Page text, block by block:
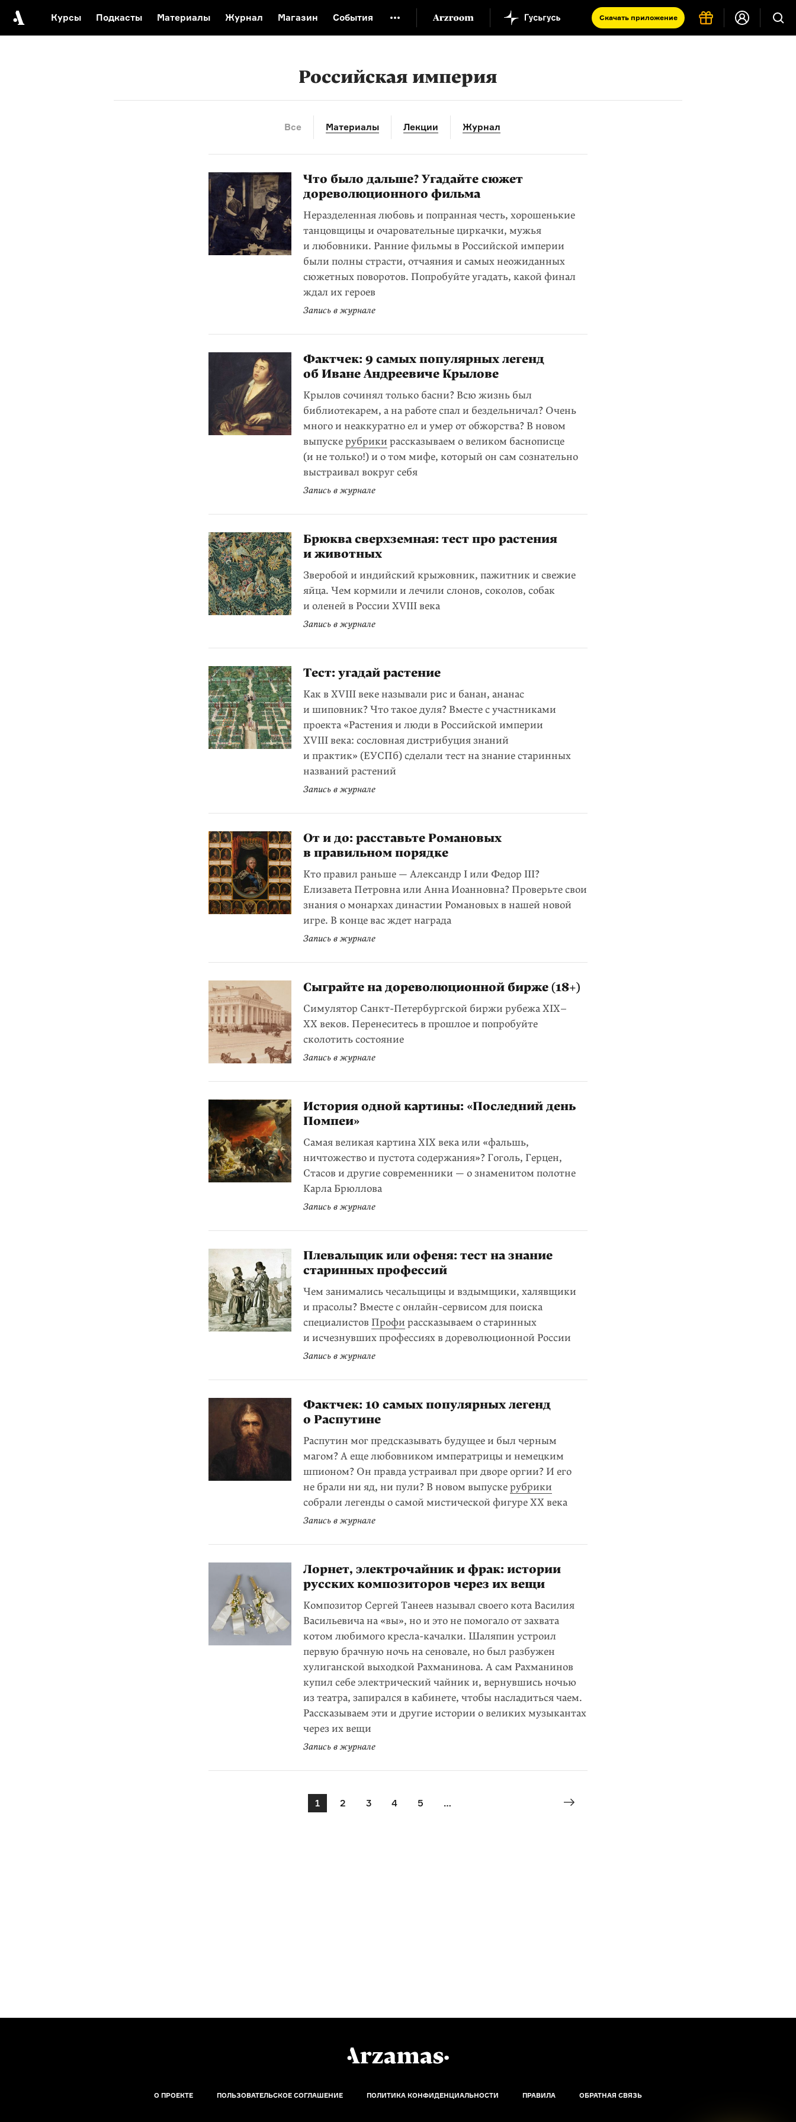
Курсы Подкасты Материалы Журнал Магазин События Скачать приложение
Русское искусство XX века
Русская литература XX века
Российская империя
Все Материалы Лекции Журнал
Что было дальше? Угадайте сюжет
дореволюционного фильма
Неразделенная любовь и попранная честь, хорошенькие
танцовщицы и очаровательные циркачки, мужья
и любовники. Ранние фильмы в Российской империи
были полны страсти, отчаяния и самых неожиданных
сюжетных поворотов. Попробуйте угадать, какой финал
ждал их героев
Запись в журнале
Фактчек: 9 самых популярных легенд
об Иване Андреевиче Крылове
Крылов сочинял только басни? Всю жизнь был
библиотекарем, а на работе спал и бездельничал? Очень
много и неаккуратно ел и умер от обжорства? В новом
выпускерубрики рассказываем о великом баснописце
(и не только!) и о том мифе, который он сам сознательно
выстраивал вокруг себя
Запись в журнале
Брюква сверхземная: тест про растения
и животных
Зверобой и индийский крыжовник, пажитник и свежие
яйца. Чем кормили и лечили слонов, соколов, собак
и оленей в России XVIII века
Запись в журнале
Тест: угадай растение
Как в XVIII веке называли рис и банан, ананас
и шиповник? Что такое дуля? Вместе с участниками
проекта «Растения и люди в Российской империи
XVIII века: сословная дистрибуция знаний
и практик» (ЕУСПб) сделали тест на знание старинных
названий растений
Запись в журнале
От и до: расставьте Романовых
в правильном порядке
Кто правил раньше — Александр I или Федор III?
Елизавета Петровна или Анна Иоанновна? Проверьте свои
знания о монархах династии Романовых в нашей новой
игре. В конце вас ждет награда
Запись в журнале
Сыграйте на дореволюционной бирже (18+)
Симулятор Санкт-Петербургской биржи рубежа XIX–
XX веков. Перенеситесь в прошлое и попробуйте
сколотить состояние
Запись в журнале
История одной картины: «Последний день
Помпеи»
Самая великая картина XIX века или «фальшь,
ничтожество и пустота содержания»? Гоголь, Герцен,
Стасов и другие современники — о знаменитом полотне
Карла Брюллова
Запись в журнале
Плевальщик или офеня: тест на знание
старинных профессий
Чем занимались чесальщицы и вздымщики, халявщики
и прасолы? Вместе с онлайн-сервисом для поиска
специалистов Профи рассказываем о старинных
и исчезнувших профессиях в дореволюционной России
Запись в журнале
Фактчек: 10 самых популярных легенд
о Распутине
Распутин мог предсказывать будущее и был черным
магом? А еще любовником императрицы и немецким
шпионом? Он правда устраивал при дворе оргии? И его
не брали ни яд, ни пули? В новом выпускерубрики
собрали легенды о самой мистической фигуре XX века
Запись в журнале
Лорнет, электрочайник и фрак: истории
русских композиторов через их вещи
Композитор Сергей Танеев называл своего кота Василия
Васильевича на «вы», но и это не помогало от захвата
котом любимого кресла-качалки. Шаляпин устроил
первую брачную ночь на сеновале, но был разбужен
хулиганской выходкой Рахманинова. А сам Рахманинов
купил себе электрический чайник и, вернувшись ночью
из театра, запирался в кабинете, чтобы насладиться чаем.
Рассказываем эти и другие истории о великих музыкантах
через их вещи
Запись в журнале
1 2 3 4 5 …
О ПРОЕКТЕ ПОЛЬЗОВАТЕЛЬСКОЕ СОГЛАШЕНИЕ ПОЛИТИКА КОНФИДЕНЦИАЛЬНОСТИ ПРАВИЛА ОБРАТНАЯ СВЯЗЬ